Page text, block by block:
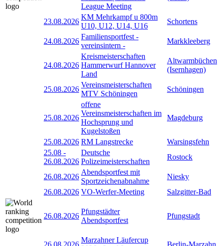
League Meeting
23.08.2026
KM Mehrkampf u 800m
U10, U12, U14, U16
Schortens
24.08.2026
Familiensportfest -
vereinsintern -
Markkleeberg
24.08.2026
Kreismeisterschaften
Hammerwurf Hannover
Land
Altwarmbüchen
(Isernhagen)
25.08.2026
Vereinsmeisterschaften
MTV Schöningen
Schöningen
25.08.2026
offene
Vereinsmeisterschaften im
Hochsprung und
Kugelstoßen
Magdeburg
25.08.2026 RM Langstrecke
Warsingsfehn
25.08 -
26.08.2026
Deutsche
Polizeimeisterschaften
Rostock
26.08.2026
Abendsportfest mit
Sportzeichenabnahme
Niesky
26.08.2026 VO-Werfer-Meeting Salzgitter-Bad
26.08.2026
Pfungstädter
Abendsportfest
Pfungstadt
26.08.2026
Marzahner Läufercup
Berlin-Marzahn